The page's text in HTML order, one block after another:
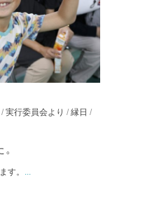
/ 実行委員会より / 縁日 /
す。 ...